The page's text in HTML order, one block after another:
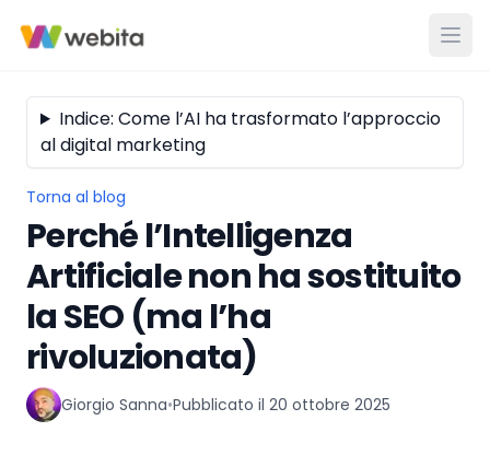
Indice: Come l’AI ha trasformato l’approccio
al digital marketing
Torna al blog
Perché l’Intelligenza
Artificiale non ha sostituito
la SEO (ma l’ha
rivoluzionata)
Giorgio Sanna•Pubblicato il 20 ottobre 2025